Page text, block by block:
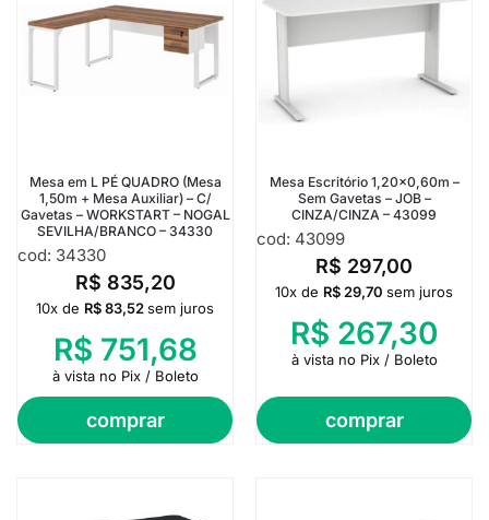
Mesa em L PÉ QUADRO (Mesa
1,50m + Mesa Auxiliar) – C/
Gavetas – WORKSTART – NOGAL
SEVILHA/BRANCO – 34330
cod: 34330
R$ 835,20
comprar
10x de R$83,52sem juros
R$ 751,68
à vista no Pix / Boleto
Mesa Escritório 1,20×0,60m –
Sem Gavetas – JOB –
CINZA/CINZA – 43099
cod: 43099
R$ 297,00
comprar
10x de R$ 29,70 sem juros
R$ 267,30
à vista no Pix / Boleto